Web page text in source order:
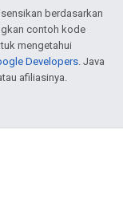
berdasarkan
contoh kode
mengetahui
Developers. Java
afiliasinya.